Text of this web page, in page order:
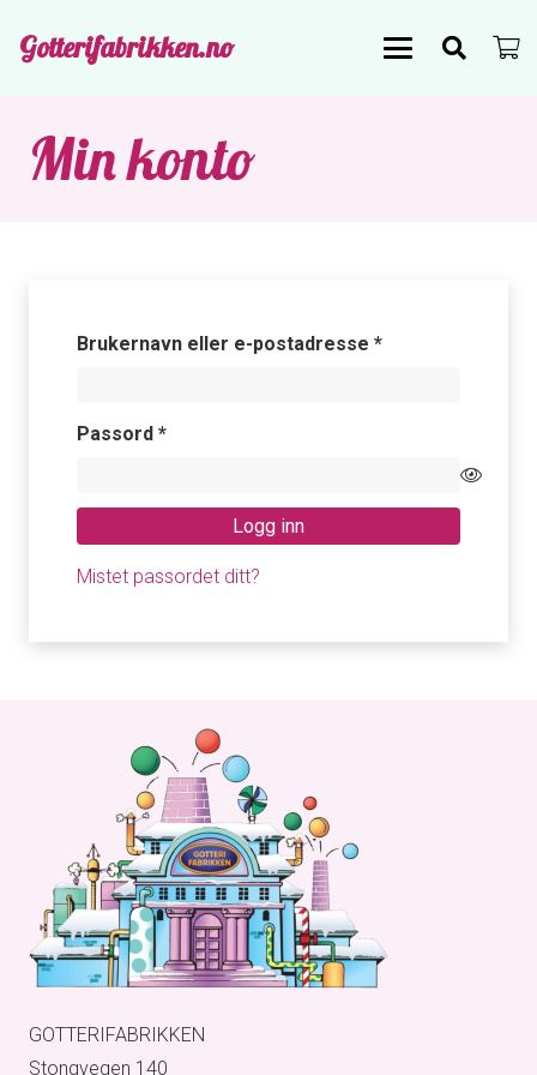
Gotterifabrikken.no
Min konto
Brukernavn eller e-postadresse *Påkrevd
Passord *Påkrevd
Logg inn
Mistet passordet ditt?
GOTTERIFABRIKKEN
Stongvegen 140